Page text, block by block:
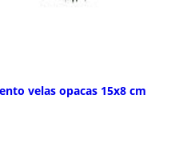
velas opacas 15x8 cm